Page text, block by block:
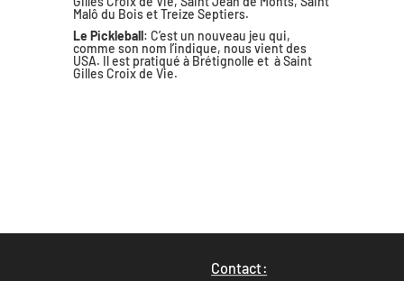
Malô du Bois et Treize Septiers.
Le Pickleball: C’est un nouveau jeu qui,
comme son nom l’indique, nous vient des
USA. Il est pratiqué à Brétignolle et à Saint
Gilles Croix de Vie.
Contact: